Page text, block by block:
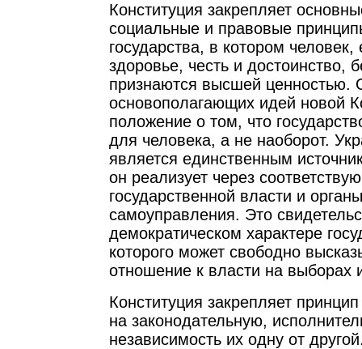
Конституция закрепляет
социальные и правовые
государства, в котором человек,
здоровье, честь и достоинство,
признаются высшей ценностью.
основополагающих идей новой
положение о том, что
для человека, а не наоборот.
является единственным
он реализует через
государственной власти и
самоуправления. Это
демократическом характере
которого может свободно
отношение к власти на выборах
Конституция закрепляет
на законодательную,
независимость их одну от